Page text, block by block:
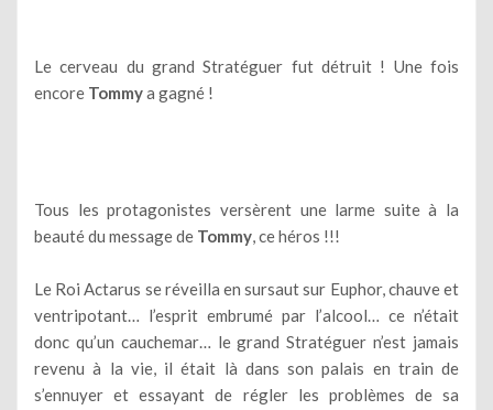
Le cerveau du grand Stratéguer fut détruit ! Une fois
encore Tommya gagné !
Tous les protagonistes versèrent une larme suite à la
beauté du message de Tommy, ce héros !!!
Le Roi Actarus se réveilla en sursaut sur Euphor, chauve et
ventripotant… l’esprit embrumé par l’alcool… ce n’était
donc qu’un cauchemar… le grand Stratéguer n’est jamais
revenu à la vie, il était là dans son palais en train de
s’ennuyer et essayant de régler les problèmes de sa